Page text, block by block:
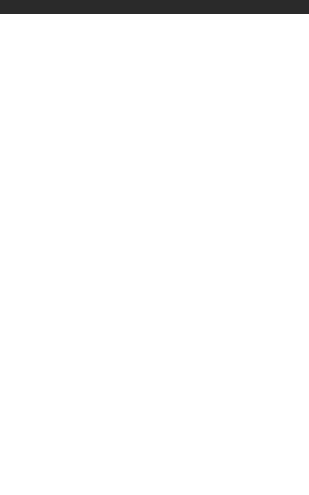
このコンテンツは掲載が終了しました | LINE占い